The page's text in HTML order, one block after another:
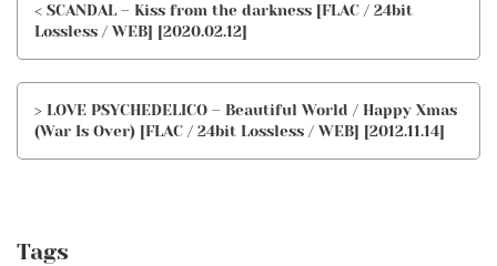
< SCANDAL – Kiss from the darkness [FLAC / 24bit
Lossless / WEB] [2020.02.12]
> LOVE PSYCHEDELICO – Beautiful World / Happy Xmas
(War Is Over) [FLAC / 24bit Lossless / WEB] [2012.11.14]
Tags